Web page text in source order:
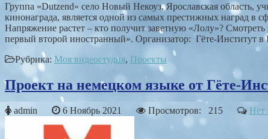
Группа «Dutzend» село Новый Некоуз, Ярославская область,
кинонаграда, является одной из самых престижных наград в
Напряжение растет – кто получит заветную «Лолу»?
первый второй иностранный». Организатор: Гёте-Институт
Рубрика: Моя видеостудия, Проекты
Проект на немецком языке от Гёте-
admin 6 Ноябрь 2021 Просмотров: 215 Нет